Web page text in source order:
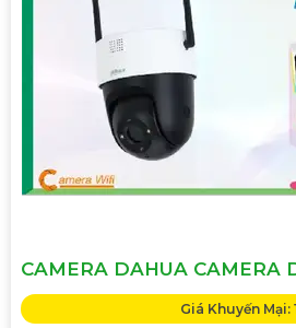
CAMERA DAHUA CAMERA
Giá Khuyến Mại: